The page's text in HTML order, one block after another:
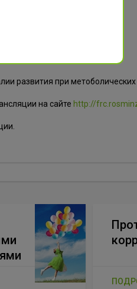
развития при метоболических
на сайте http://